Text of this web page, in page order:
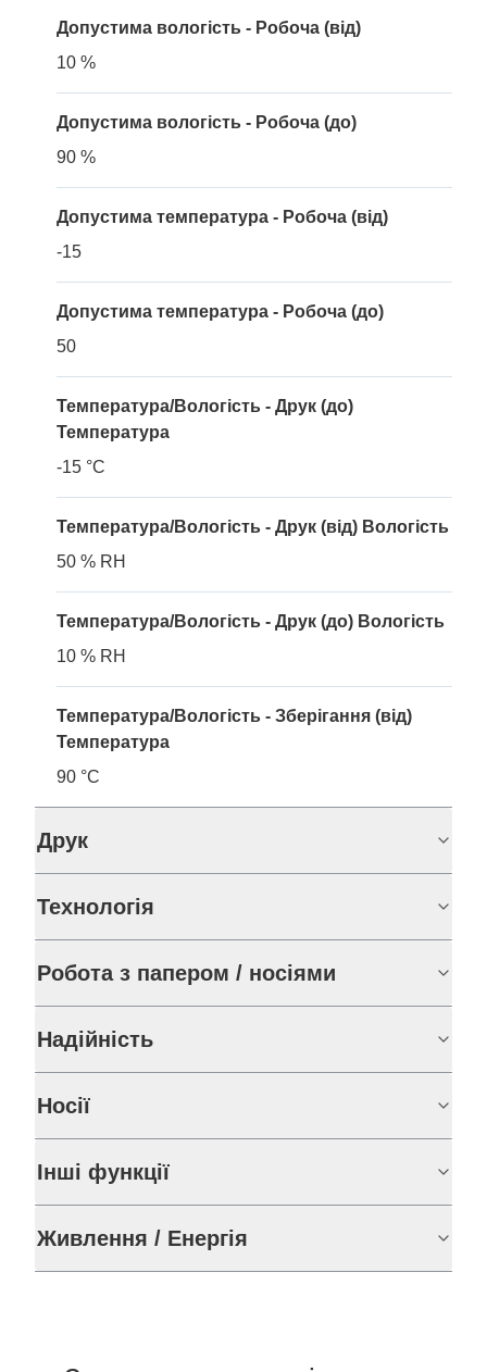
Допустима вологість - Робоча (від)
10 %
Допустима вологість - Робоча (до)
90 %
Допустима температура - Робоча (від)
-15
Допустима температура - Робоча (до)
50
Температура/Вологість - Друк (до)
Температура
-15 °C
Температура/Вологість - Друк (від) Вологість
50 % RH
Температура/Вологість - Друк (до) Вологість
10 % RH
Температура/Вологість - Зберігання (від)
Температура
90 °C
Друк
Технологія
Робота з папером / носіями
Надійність
Носії
Інші функції
Живлення / Енергія